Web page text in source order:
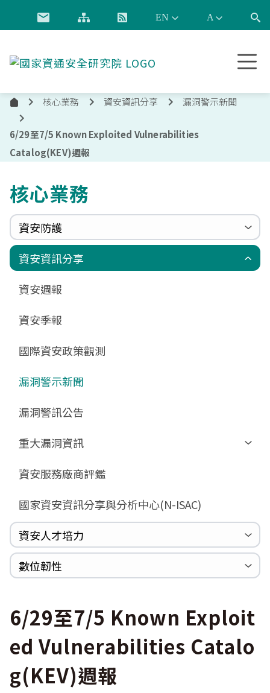
跳到主要內容
通
全
究
首
核心業務 資安資訊分享 漏洞警示新聞
6/29至7/5 Known Exploited Vulnerabilities
Catalog(KEV)週報
核心業務
資安防護
政府組態基準(GCB)
更新消息
GCB說明文件
GCB部署資源
GCB終止支援
資通安全弱點通報機制(VANS)
申請作業表單
數位影片教材
FAQ
端點偵測及應變機制(EDR)
相關文件與表單
零信任架構(ZTA)
相關文件與表單
驗證進度
國家資安聯防監控中心(N-SOC)
國家資安通報應變中心(N-CERT)
資安資訊分享
資安週報
資安季報
國際資安政策觀測
漏洞警示新聞
漏洞警訊公告
重大漏洞資訊
Zerologon
MSHTML
Log4shell
WannaCrypt
Heartbleed
資安服務廠商評鑑
國家資安資訊分享與分析中心(N-ISAC)
資安人才培力
巡迴研討會
CCOE資安實戰人才培育計畫成果簡介
資安人才培訓服務網
資安系列競賽網站
數位韌性
6/29至7/5 Known Exploit
ed Vulnerabilities Catalo
g(KEV)週報